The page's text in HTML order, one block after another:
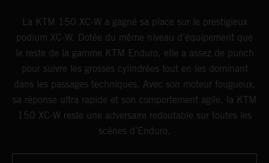
La KTM 150 XC-W a gagné sa place sur le prestigieux
podium XC-W. Dotée du même niveau d’équipement que
le reste de la gamme KTM Enduro, elle a assez de punch
pour suivre les grosses cylindrées tout en les dominant
dans les passages techniques. Avec son moteur fougueux,
sa réponse ultra rapide et son comportement agile, la KTM
150 XC-W reste une adversaire redoutable sur toutes les
scènes d’Enduro.